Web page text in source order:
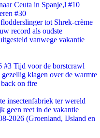
Ceuta in Spanje,l #10
#30
tot Shrek-crème
record als oudste
vanwege vakantie
#3 Tijd voor de borstcrawl
klagen over de warmte
on fire
insectenfabriek ter wereld
geen reet in de vakantie
2026 (Groenland, IJsland en